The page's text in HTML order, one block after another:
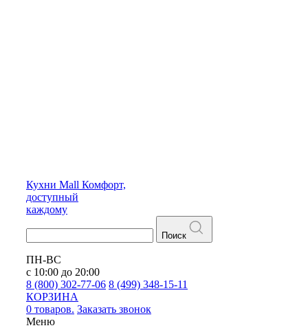
Кухни Mall Комфорт,
доступный
каждому
Поиск
ПН-ВС
с 10:00 до 20:00
8 (800) 302-77-06 8 (499) 348-15-11
КОРЗИНА
0 товаров. Заказать звонок
Меню